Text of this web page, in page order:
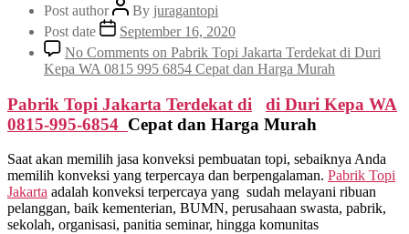
Post author By juragantopi
Post date
September 16, 2020
No Comments on Pabrik Topi Jakarta Terdekat di Duri
Kepa WA 0815 995 6854 Cepat dan Harga Murah
Pabrik Topi Jakarta Terdekat di di Duri Kepa WA
0815-995-6854 Cepat dan Harga Murah
Saat akan memilih jasa konveksi pembuatan topi, sebaiknya Anda
memilih konveksi yang terpercaya dan berpengalaman. Pabrik Topi
Jakarta adalah konveksi terpercaya yang sudah melayani ribuan
pelanggan, baik kementerian, BUMN, perusahaan swasta, pabrik,
sekolah, organisasi, panitia seminar, hingga komunitas